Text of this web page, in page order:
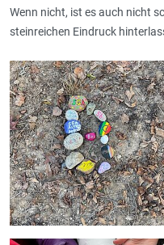
Wenn nicht, ist es auch nicht
steinreichen Eindruck